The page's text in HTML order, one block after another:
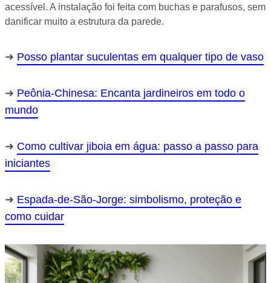
acessível. A instalação foi feita com buchas e parafusos, sem
danificar muito a estrutura da parede.
Posso plantar suculentas em qualquer tipo de vaso
Peônia-Chinesa: Encanta jardineiros em todo o
mundo
Como cultivar jiboia em água: passo a passo para
iniciantes
Espada-de-São-Jorge: simbolismo, proteção e
como cuidar